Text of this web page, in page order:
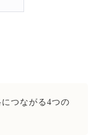
つながる4つの